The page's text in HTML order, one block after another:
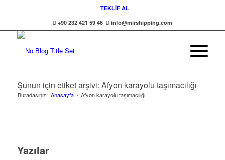
TEKLİF AL
+90 232 421 59 46
info@mirshipping.com
Şunun için etiket arşivi: Afyon karayolu taşımacılığı
Buradasınız: Anasayfa / Afyon karayolu taşımacılığı
Yazılar